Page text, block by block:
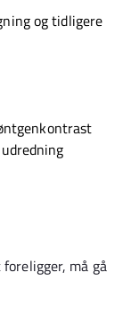
og tidligere
må gå